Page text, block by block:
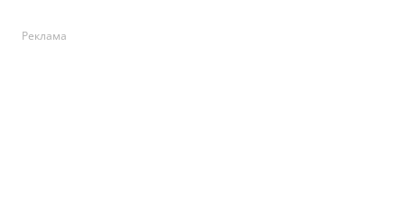
Реклама